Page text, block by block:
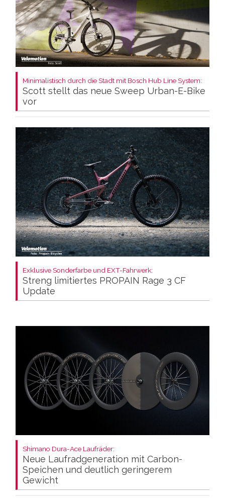
Minimalistisch durch die Stadt mit Bosch Hub Line System:
Scott stellt das neue Sweep Urban-E-Bike
vor
Exklusive Sonderfarbe und EXT-Fahrwerk:
Streng limitiertes PROPAIN Rage 3 CF
Update
Shimano Dura-Ace Laufräder:
Neue Laufradgeneration mit Carbon-
Speichen und deutlich geringerem
Gewicht